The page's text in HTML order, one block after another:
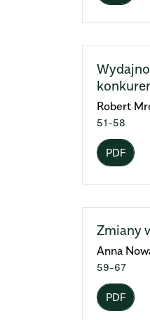
Robert
51-58
PDF
Zmiany
Anna
59-67
PDF